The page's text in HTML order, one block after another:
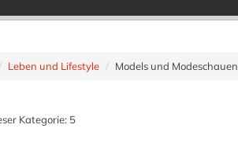
Leben und Lifestyle Models und Modeschauen
Kategorie: 5